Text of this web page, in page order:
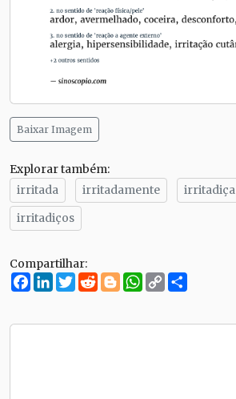
Baixar Imagem
Explorar também:
irritada
irritadamente irritadiça
irritadiços
Compartilhar:
Facebook
LinkedIn
Twitter
RedditBloggerWhatsApp
Copy
Link